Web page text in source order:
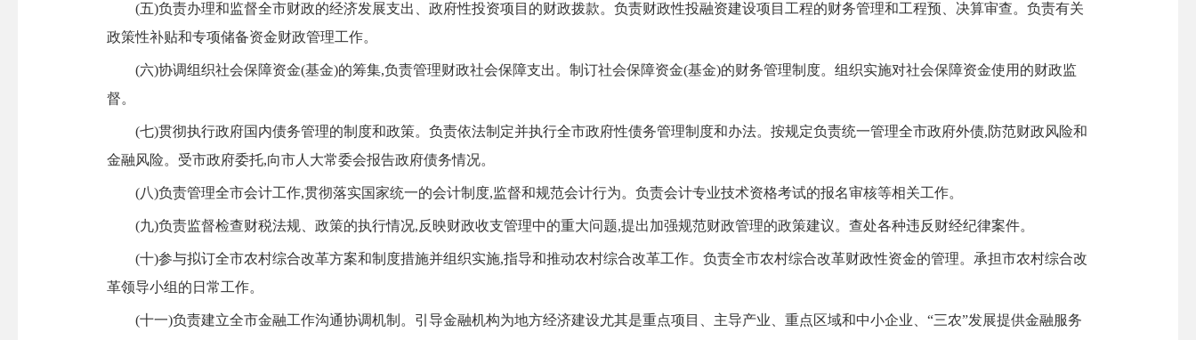
(五)负责办理和监督全市财政的经济发展支出、政府性投资项目的财政拨款。负责财政性投融资建设项目工程的财务管理和工程预、决算审查。负责有关
政策性补贴和专项储备资金财政管理工作。
(六)协调组织社会保障资金(基金)的筹集,负责管理财政社会保障支出。制订社会保障资金(基金)的财务管理制度。组织实施对社会保障资金使用的财政监
督。
(七)贯彻执行政府国内债务管理的制度和政策。负责依法制定并执行全市政府性债务管理制度和办法。按规定负责统一管理全市政府外债,防范财政风险和
金融风险。受市政府委托,向市人大常委会报告政府债务情况。
(八)负责管理全市会计工作,贯彻落实国家统一的会计制度,监督和规范会计行为。负责会计专业技术资格考试的报名审核等相关工作。
(九)负责监督检查财税法规、政策的执行情况,反映财政收支管理中的重大问题,提出加强规范财政管理的政策建议。查处各种违反财经纪律案件。
(十)参与拟订全市农村综合改革方案和制度措施并组织实施,指导和推动农村综合改革工作。负责全市农村综合改革财政性资金的管理。承担市农村综合改
革领导小组的日常工作。
(十一)负责建立全市金融工作沟通协调机制。引导金融机构为地方经济建设尤其是重点项目、主导产业、重点区域和中小企业、“三农”发展提供金融服务